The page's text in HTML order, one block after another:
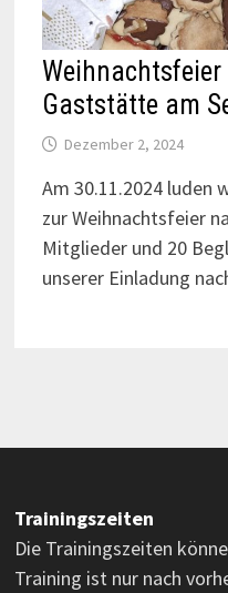
Gaststätte am
Dezember 2, 2024
Am 30.11.2024 luden
zur Weihnachtsfeier
Mitglieder und 20
unserer Einladung
Trainingszeiten
Die Trainingszeiten
Training ist nur nach